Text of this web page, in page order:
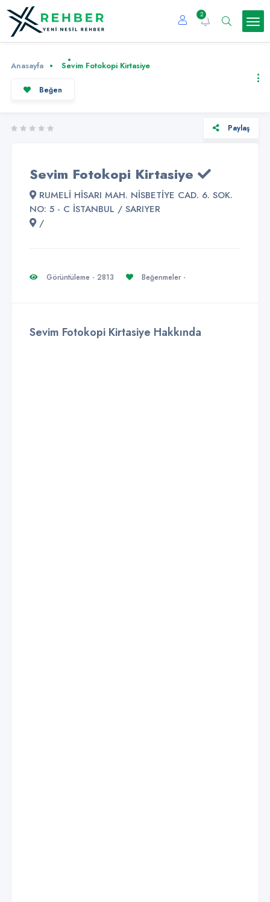
2
Anasayfa Sevim Fotokopi Kirtasiye
Beğen
Paylaş
Sevim Fotokopi Kirtasiye
RUMELİ HİSARI MAH. NİSBETİYE CAD. 6. SOK.
NO: 5 - C İSTANBUL / SARIYER
/
Görüntüleme - 2813 Beğenmeler -
Sevim Fotokopi Kirtasiye Hakkında